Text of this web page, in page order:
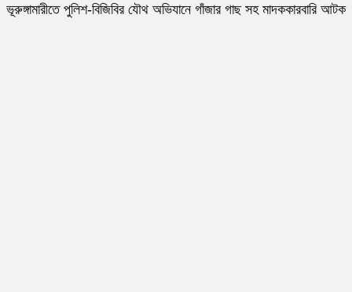
ভূরুঙ্গামারীতে পুলিশ-বিজিবির যৌথ অভিযানে গাঁজার গাছ সহ মাদককারবারি আটক